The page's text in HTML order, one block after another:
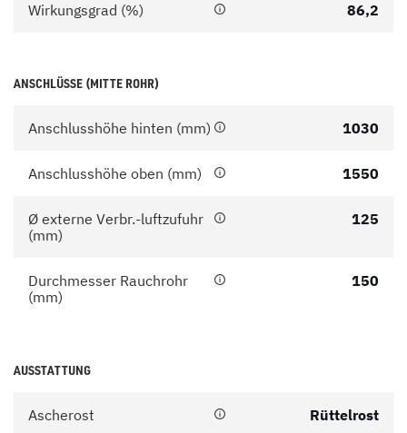
Wirkungsgrad (%) 86,2
ANSCHLÜSSE (MITTE ROHR)
Anschlusshöhe hinten (mm) 1030
Anschlusshöhe oben (mm) 1550
Ø externe Verbr.-luftzufuhr
(mm)
125
Durchmesser Rauchrohr
(mm)
150
AUSSTATTUNG
Ascherost Rüttelrost